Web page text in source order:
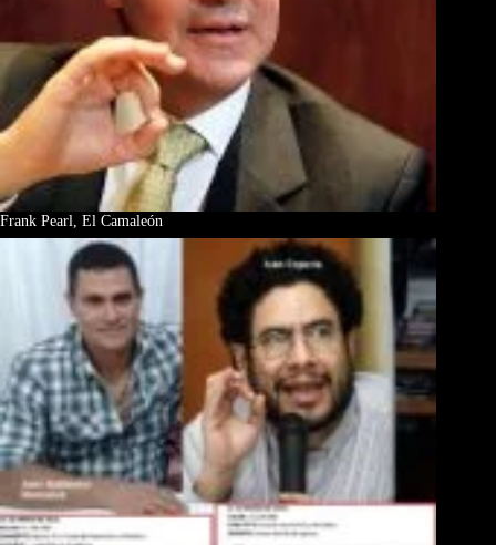
Frank Pearl, El Camaleón